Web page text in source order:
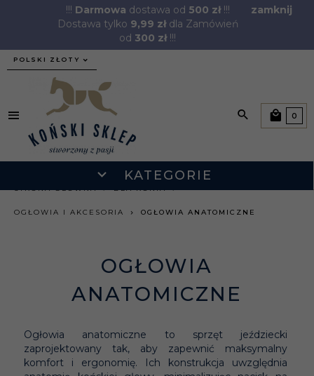
!!! Darmowa dostawa od 500 zł!!!
Dostawa tylko 9,99 złdla Zamówień
od 300 zł!!!
zamknij
currency_h
POLSKI ZŁOTY
KATEGORIE
0
STRONA GŁÓWNA DLA KONIA
OGŁOWIA I AKCESORIA OGŁOWIA ANATOMICZNE
OGŁOWIA
ANATOMICZNE
Ogłowia anatomiczne to sprzęt jeździecki
zaprojektowany tak, aby zapewnić maksymalny
komfort i ergonomię. Ich konstrukcja uwzględnia